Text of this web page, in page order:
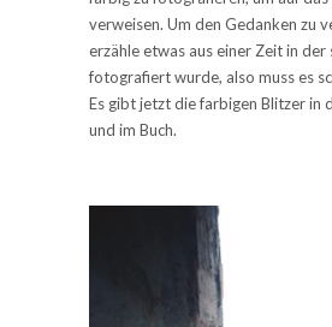
verweisen. Um den Gedanken zu
erzähle etwas aus einer Zeit in der
fotografiert wurde, also muss es
Es gibt jetzt die farbigen Blitzer in
und im Buch.